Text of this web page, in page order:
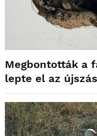
Megbontották a
lepte el az